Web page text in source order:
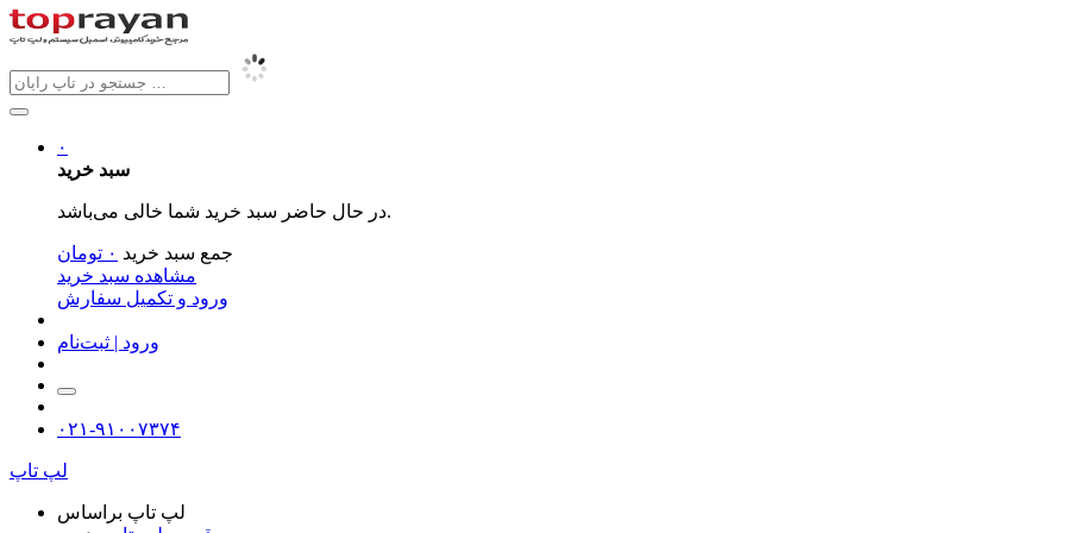
۰
سبد خرید
در حال حاضر سبد خرید شما خالی می‌باشد.
جمع سبد خرید ۰ تومان
مشاهده سبد خرید
ورود و تکمیل سفارش
ورود | ثبت‌نام
۰۲۱-۹۱۰۰۷۳۷۴
لپ تاپ
لپ تاپ براساس